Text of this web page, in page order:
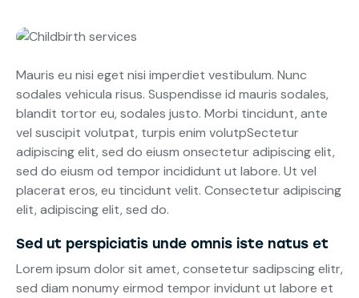
Mauris eu nisi eget nisi imperdiet vestibulum. Nunc
sodales vehicula risus. Suspendisse id mauris sodales,
blandit tortor eu, sodales justo. Morbi tincidunt, ante
vel suscipit volutpat, turpis enim volutpSectetur
adipiscing elit, sed do eiusm onsectetur adipiscing elit,
sed do eiusm od tempor incididunt ut labore. Ut vel
placerat eros, eu tincidunt velit. Consectetur adipiscing
elit, adipiscing elit, sed do.
Sed ut perspiciatis unde omnis iste natus et
Lorem ipsum dolor sit amet, consetetur sadipscing elitr,
sed diam nonumy eirmod tempor invidunt ut labore et